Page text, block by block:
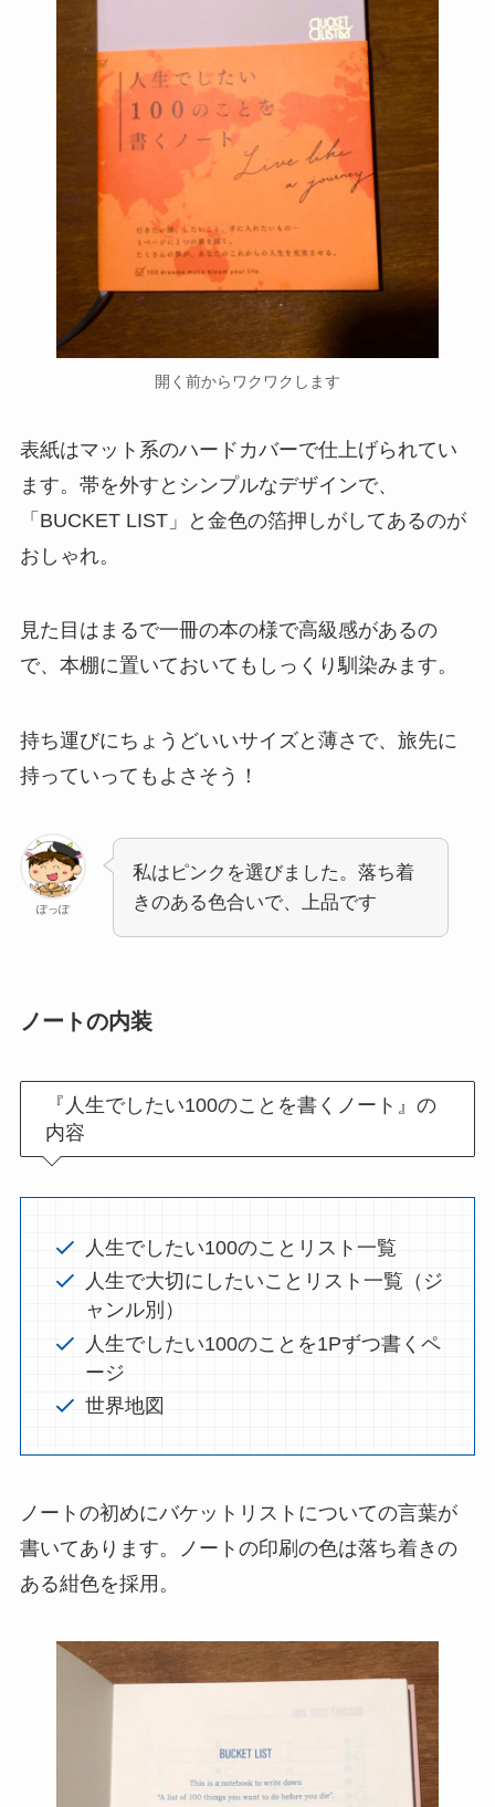
開く前からワクワクします
表紙はマット系のハードカバーで仕上げられてい
ます。帯を外すとシンプルなデザインで、
「BUCKET LIST」と金色の箔押しがしてあるのが
おしゃれ。
見た目はまるで一冊の本の様で高級感があるの
で、本棚に置いておいてもしっくり馴染みます。
持ち運びにちょうどいいサイズと薄さで、旅先に
持っていってもよさそう！
ぽっぽ
私はピンクを選びました。落ち着
きのある色合いで、上品です
ノートの内装
『人生でしたい100のことを書くノート』の
内容
人生でしたい100のことリスト一覧
人生で大切にしたいことリスト一覧（ジ
ャンル別）
人生でしたい100のことを1Pずつ書くペ
ージ
世界地図
ノートの初めにバケットリストについての言葉が
書いてあります。ノートの印刷の色は落ち着きの
ある紺色を採用。